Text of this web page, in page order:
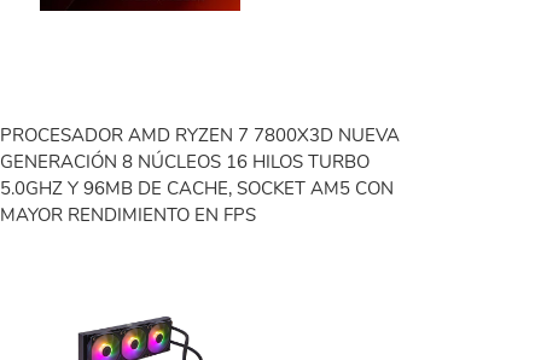
PROCESADOR AMD RYZEN 7 7800X3D NUEVA
GENERACIÓN 8 NÚCLEOS 16 HILOS TURBO
5.0GHZ Y 96MB DE CACHE, SOCKET AM5 CON
MAYOR RENDIMIENTO EN FPS